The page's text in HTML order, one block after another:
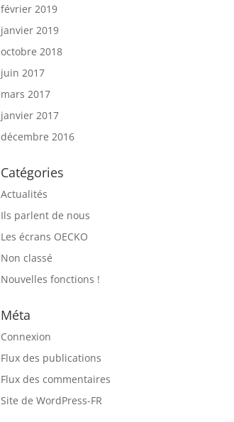
février 2019
janvier 2019
octobre 2018
juin 2017
mars 2017
janvier 2017
décembre 2016
Catégories
Actualités
Ils parlent de nous
Les écrans OECKO
Non classé
Nouvelles fonctions !
Méta
Connexion
Flux des publications
Flux des commentaires
Site de WordPress-FR